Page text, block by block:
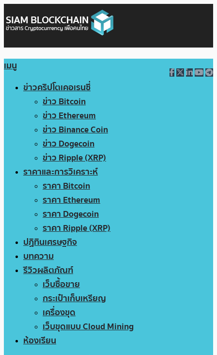
เมนู
ข่าวคริปโตเคอเรนซี่
ข่าว Bitcoin
ข่าว Ethereum
ข่าว Binance Coin
ข่าว Dogecoin
ข่าว Ripple (XRP)
ราคาและการวิเคราะห์
ราคา Bitcoin
ราคา Ethereum
ราคา Dogecoin
ราคา Ripple (XRP)
ปฏิทินเศรษฐกิจ
บทความ
รีวิวผลิตภัณฑ์
เว็บซื้อขาย
กระเป๋าเก็บเหรียญ
เครื่องขุด
เว็บขุดแบบ Cloud Mining
ห้องเรียน